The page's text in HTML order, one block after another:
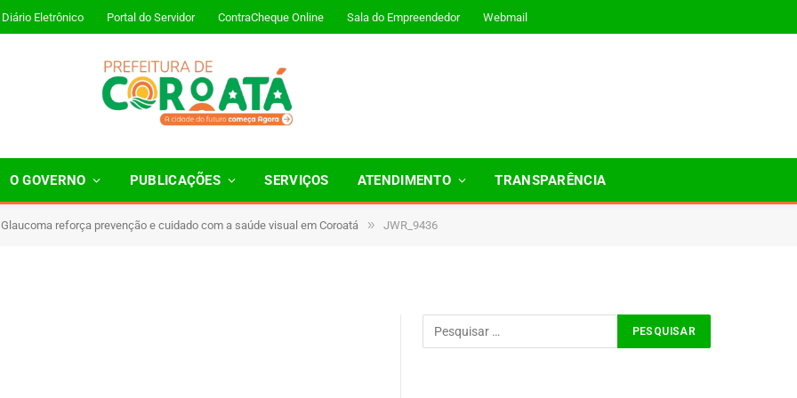
Diário Eletrônico Portal do Servidor ContraCheque Online Sala do Empreendedor Webmail
O GOVERNO PUBLICAÇÕES SERVIÇOS ATENDIMENTO TRANSPARÊNCIA
reforça prevenção e cuidado com a saúde visual em Coroatá » JWR_9436